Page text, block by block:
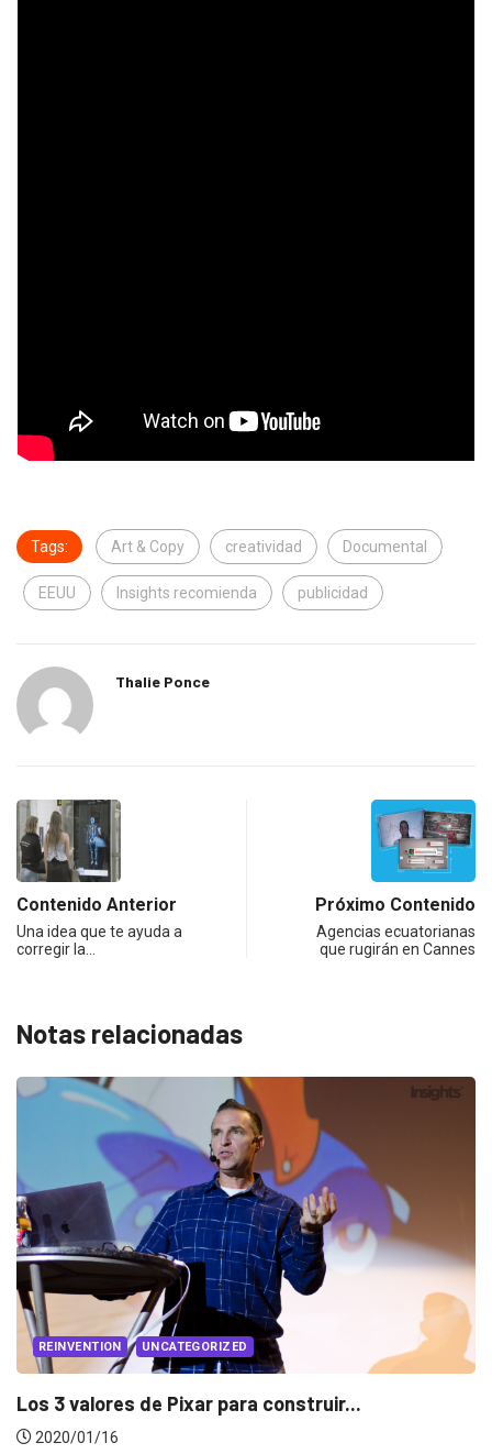
Tags: Art & Copy creatividad Documental
EEUU Insights recomienda publicidad
Thalie Ponce
Contenido Anterior
Una idea que te ayuda a
corregir la…
Próximo Contenido
Agencias ecuatorianas
que rugirán en Cannes
Notas relacionadas
REINVENTION UNCATEGORIZED
Los 3 valores de Pixar para construir...
2020/01/16